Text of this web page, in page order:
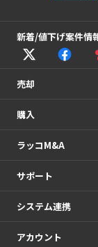
新着/値下げ案件情
売却
購入
ラッコM&A
サポート
システム連携
アカウント